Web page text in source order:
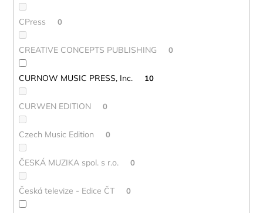
CPress 0
CREATIVE CONCEPTS PUBLISHING 0
CURNOW MUSIC PRESS, Inc. 10
CURWEN EDITION 0
Czech Music Edition 0
ČESKÁ MUZIKA spol. s r.o. 0
Česká televize - Edice ČT 0